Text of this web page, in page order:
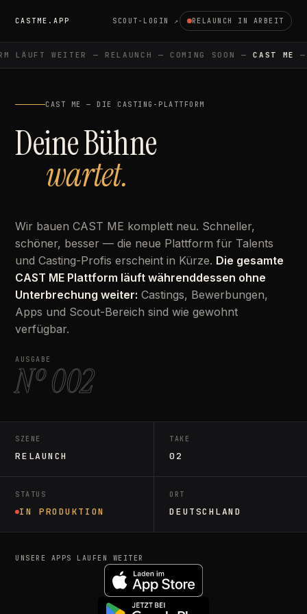
CASTME.APP SCOUT-LOGIN ↗ RELAUNCH IN ARBEIT
LÄUFT WEITER — RELAUNCH — COMING SOON — CAST ME—
CAST ME — DIE CASTING-PLATTFORM
Deine Bühne
wartet.
Wir bauen CAST ME komplett neu. Schneller,
schöner, besser — die neue Plattform für Talents
und Casting-Profis erscheint in Kürze. Die gesamte
CAST ME Plattform läuft währenddessen ohne
Unterbrechung weiter: Castings, Bewerbungen,
Apps und Scout-Bereich sind wie gewohnt
verfügbar.
AUSGABE
Nº 002
SZENE
RELAUNCH
TAKE
02
STATUS
IN PRODUKTION
ORT
DEUTSCHLAND
UNSERE APPS LAUFEN WEITER